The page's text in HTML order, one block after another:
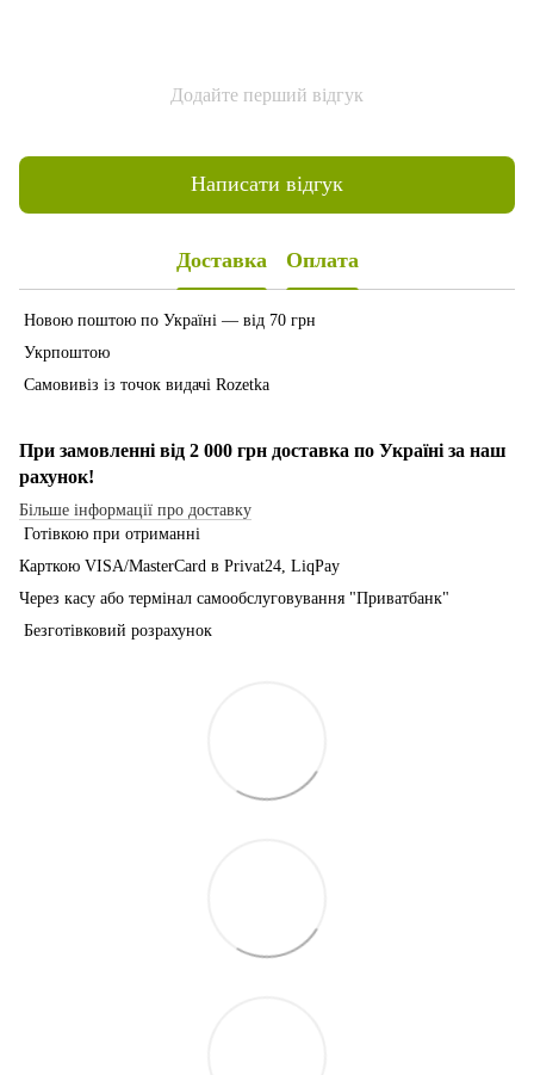
Додайте перший відгук
Написати відгук
Доставка Оплата
Новою поштою по Україні — від 70 грн
Укрпоштою
Самовивіз із точок видачі Rozetka
При замовленні від 2 000 грн доставка по Україні за наш
рахунок!
Більше інформації про доставку
Готівкою при отриманні
Карткою VISA/MasterCard в Рrivat24, LiqPay
Через касу або термінал самообслуговування "Приватбанк"
Безготівковий розрахунок